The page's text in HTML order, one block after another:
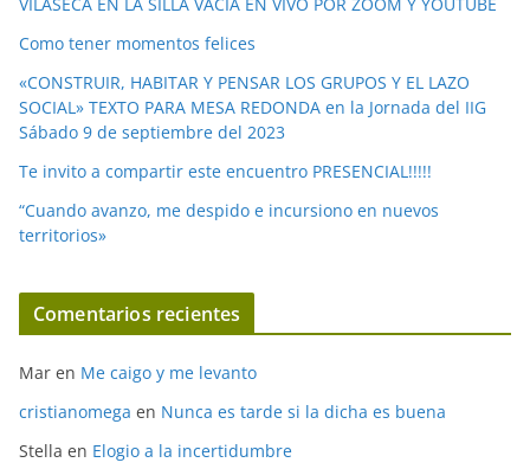
VILASECA EN LA SILLA VACÍA EN VIVO POR ZOOM Y YOUTUBE
Como tener momentos felices
«CONSTRUIR, HABITAR Y PENSAR LOS GRUPOS Y EL LAZO
SOCIAL» TEXTO PARA MESA REDONDA en la Jornada del IIG
Sábado 9 de septiembre del 2023
Te invito a compartir este encuentro PRESENCIAL!!!!!
“Cuando avanzo, me despido e incursiono en nuevos
territorios»
Comentarios recientes
Mar en Me caigo y me levanto
cristianomega en Nunca es tarde si la dicha es buena
Stella en Elogio a la incertidumbre